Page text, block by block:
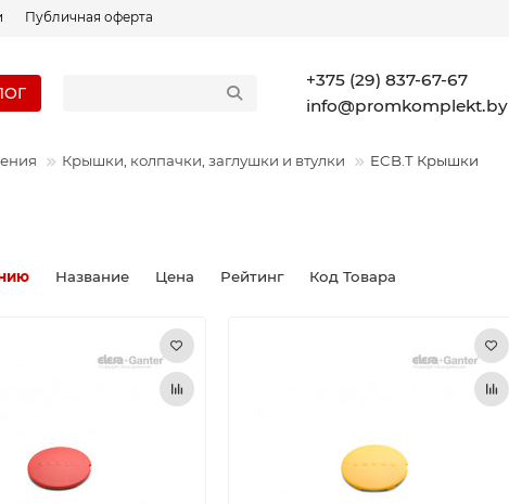
Публичная оферта
+375 (29) 837-67-67
info@promkomplekt.by
Крышки, колпачки, заглушки и втулки ECB.T Крышки
Название Цена Рейтинг Код Товара